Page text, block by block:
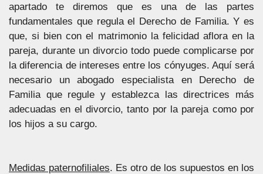
apartado te diremos que es una de las partes
fundamentales que regula el Derecho de Familia. Y es
que, si bien con el matrimonio la felicidad aflora en la
pareja, durante un divorcio todo puede complicarse por
la diferencia de intereses entre los cónyuges. Aquí será
necesario un abogado especialista en Derecho de
Familia que regule y establezca las directrices más
adecuadas en el divorcio, tanto por la pareja como por
los hijos a su cargo.
Medidas paternofiliales. Es otro de los supuestos en los